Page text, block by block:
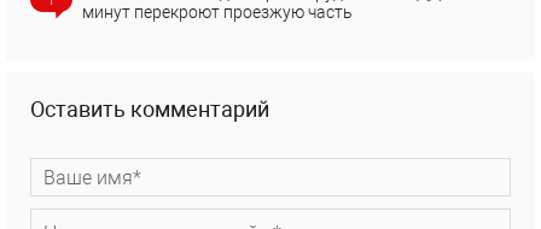
минут перекроют проезжую часть
Оставить комментарий